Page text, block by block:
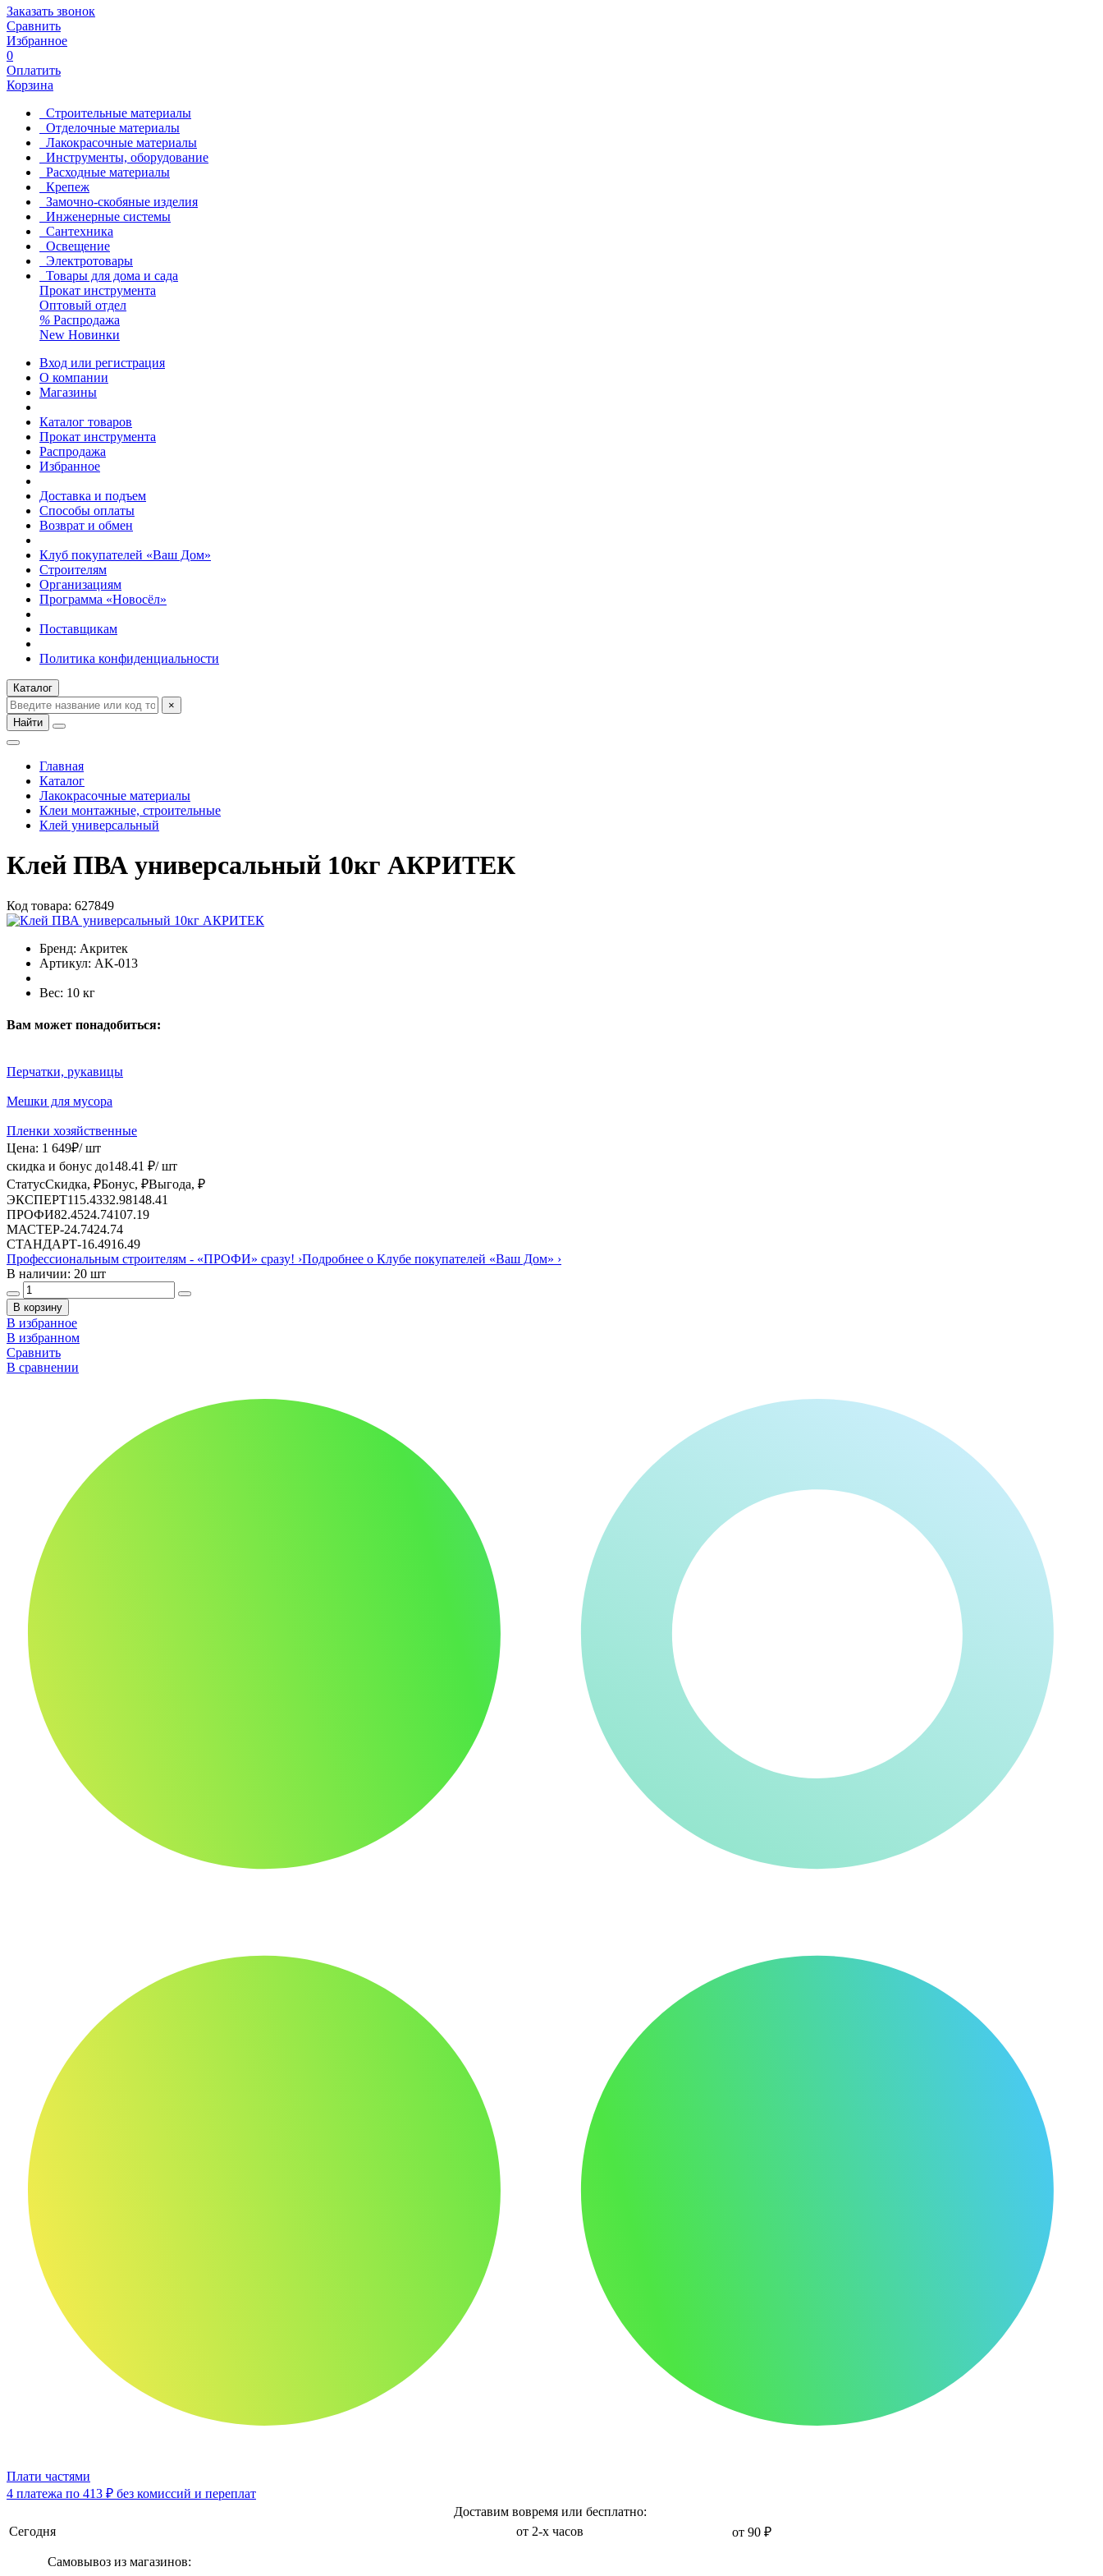
Заказать звонок
Сравнить
Избранное
0
Оплатить
Корзина
Строительные материалы
Отделочные материалы
Лакокрасочные материалы
Инструменты, оборудование
Расходные материалы
Крепеж
Замочно-скобяные изделия
Инженерные системы
Сантехника
Освещение
Электротовары
Товары для дома и сада
Прокат инструмента
Оптовый отдел
% Распродажа
New Новинки
Вход или регистрация
О компании
Магазины
Каталог товаров
Прокат инструмента
Распродажа
Избранное
Доставка и подъем
Способы оплаты
Возврат и обмен
Клуб покупателей «Ваш Дом»
Строителям
Организациям
Программа «Новосёл»
Поставщикам
Политика конфиденциальности
Каталог
×
Найти
Главная
Каталог
Лакокрасочные материалы
Клеи монтажные, строительные
Клей универсальный
Клей ПВА универсальный 10кг АКРИТЕК
Код товара: 627849
Бренд: Акритек
Артикул: AK-013
Вес: 10 кг
Вам может понадобиться:
Перчатки, рукавицы
Мешки для мусора
Пленки хозяйственные
Цена: 1 649₽/ шт
скидка и бонус до148.41 ₽/ шт
СтатусСкидка, ₽Бонус, ₽Выгода, ₽
ЭКСПЕРТ115.4332.98148.41
ПРОФИ82.4524.74107.19
МАСТЕР-24.7424.74
СТАНДАРТ-16.4916.49
Профессиональным строителям - «ПРОФИ» сразу! ›Подробнее о Клубе покупателей «Ваш Дом» ›
В наличии: 20 шт
В корзину
В избранное
В избранном
Сравнить
В сравнении
Плати частями
4 платежа по 413 ₽ без комиссий и переплат
Доставим вовремя или бесплатно:
Сегодня
от 2-х часов от 90 ₽
Самовывоз из магазинов: